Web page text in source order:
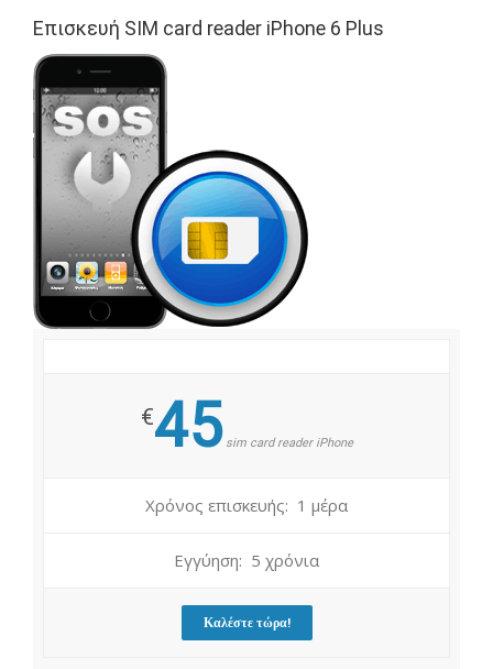
Επισκευή SIM card reader iPhone 6 Plus
€45sim card reader iPhone
Χρόνος επισκευής: 1 μέρα
Εγγύηση: 5 χρόνια
Καλέστε τώρα!